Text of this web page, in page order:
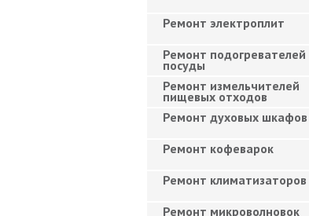
Ремонт электроплит
Ремонт подогревателей
посуды
Ремонт измельчителей
пищевых отходов
Ремонт духовых шкафов
Ремонт кофеварок
Ремонт климатизаторов
Ремонт микроволновок